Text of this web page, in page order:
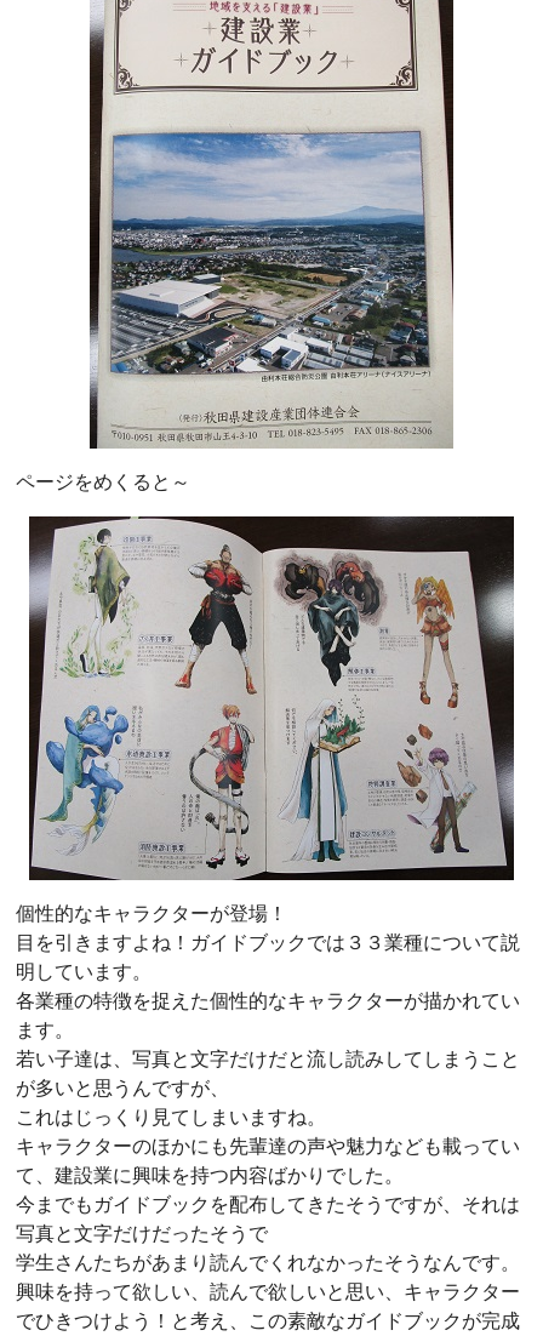
ページをめくると～
個性的なキャラクターが登場！
目を引きますよね！ガイドブックでは３３業種について説
明しています。
各業種の特徴を捉えた個性的なキャラクターが描かれてい
ます。
若い子達は、写真と文字だけだと流し読みしてしまうこと
が多いと思うんですが、
これはじっくり見てしまいますね。
キャラクターのほかにも先輩達の声や魅力なども載ってい
て、建設業に興味を持つ内容ばかりでした。
今までもガイドブックを配布してきたそうですが、それは
写真と文字だけだったそうで
学生さんたちがあまり読んでくれなかったそうなんです。
興味を持って欲しい、読んで欲しいと思い、キャラクター
でひきつけよう！と考え、この素敵なガイドブックが完成